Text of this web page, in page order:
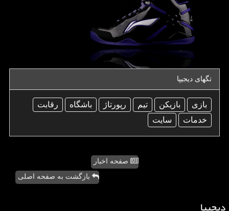
تگهای دیجیپا
بازی بازیكن تیم رپورتاژ باشگاه
رقابت
خدمات
سایت
صفحه اخبار
بازگشت به صفحه اصلی